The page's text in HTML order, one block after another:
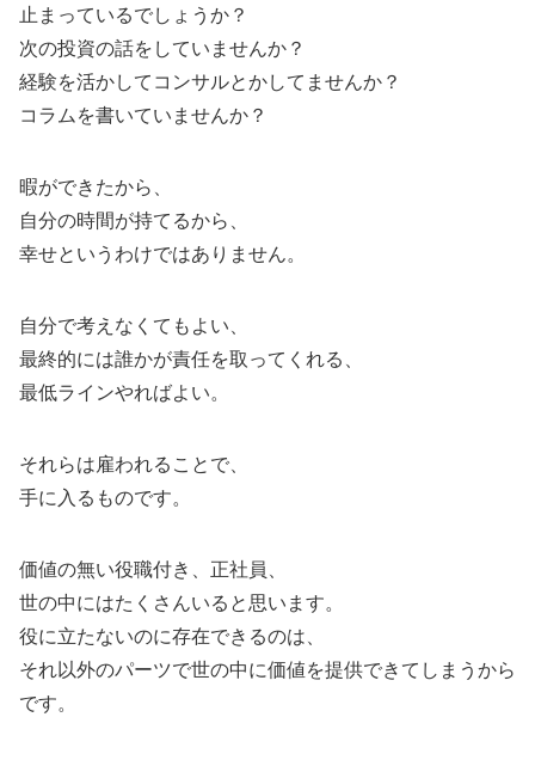
止まっているでしょうか？
次の投資の話をしていませんか？
経験を活かしてコンサルとかしてませんか？
コラムを書いていませんか？
暇ができたから、
自分の時間が持てるから、
幸せというわけではありません。
自分で考えなくてもよい、
最終的には誰かが責任を取ってくれる、
最低ラインやればよい。
それらは雇われることで、
手に入るものです。
価値の無い役職付き、正社員、
世の中にはたくさんいると思います。
役に立たないのに存在できるのは、
それ以外のパーツで世の中に価値を提供できてしまうから
です。